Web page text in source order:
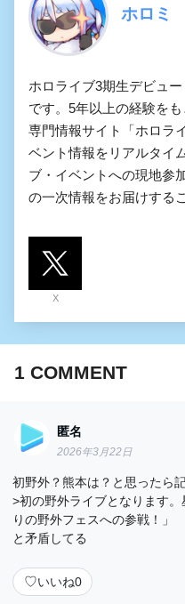
ホロミ
ホロライブ3期生デビュ
です。5年以上の経験を
専門情報サイト「ホロラ
ベント情報をリアルタイ
ブ・イベントへの現地参
の一次情報をお届けする
X
1 COMMENT
匿名
2026年3月22日
初野外？熊本は？と思ったら
>初の野外ライブとなります
りの野外フェスへの参戦！」
と矛盾してる
♡いいね0